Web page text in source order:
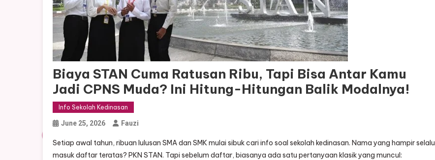
Biaya STAN Cuma Ratusan Ribu, Tapi Bisa Antar Kamu
Jadi CPNS Muda? Ini Hitung-Hitungan Balik Modalnya!
Info Sekolah Kedinasan
June 25, 2026 Fauzi
Setiap awal tahun, ribuan lulusan SMA dan SMK mulai sibuk cari info soal sekolah kedinasan. Nama yang hampir selalu
masuk daftar teratas? PKN STAN. Tapi sebelum daftar, biasanya ada satu pertanyaan klasik yang muncul: